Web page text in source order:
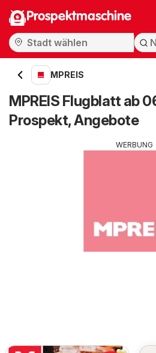
Prospektmaschine
MPREIS
MPREIS Flugblatt ab
Prospekt, Angebote
WERBUNG